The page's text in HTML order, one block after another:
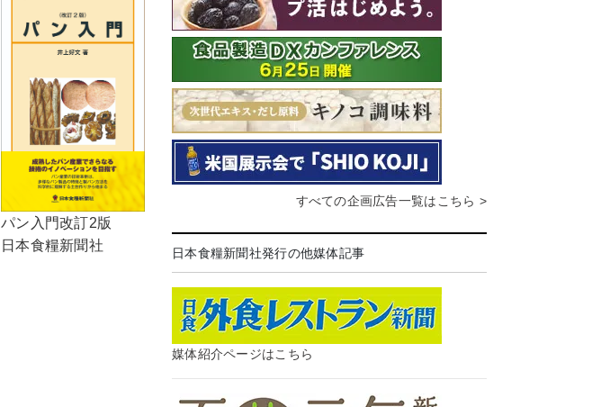
パン入門改訂2版
日本食糧新聞社
すべての企画広告一覧はこちら >
日本食糧新聞社発行の他媒体記事
媒体紹介ページはこちら